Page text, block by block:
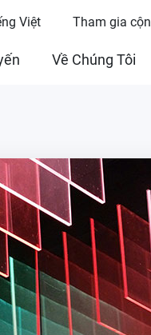
Việt Tham gia
Về Chúng Tôi